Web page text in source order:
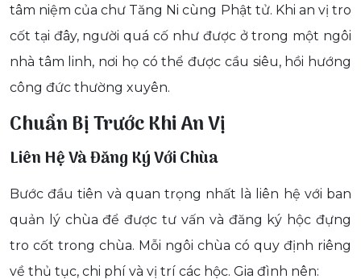
tâm niệm của chư Tăng Ni cùng Phật tử. Khi an vị tro
cốt tại đây, người quá cố như được ở trong một ngôi
nhà tâm linh, nơi họ có thể được cầu siêu, hồi hướng
công đức thường xuyên.
Chuẩn Bị Trước Khi An Vị
Liên Hệ Và Đăng Ký Với Chùa
Bước đầu tiên và quan trọng nhất là liên hệ với ban
quản lý chùa để được tư vấn và đăng ký hộc đựng
tro cốt trong chùa. Mỗi ngôi chùa có quy định riêng
về thủ tục, chi phí và vị trí các hộc. Gia đình nên: